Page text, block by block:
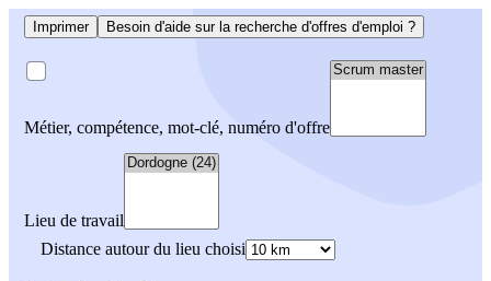
Imprimer Besoin d'aide sur la recherche d'offres d'emploi ?
Métier, compétence, mot-clé, numéro d'offre
Lieu de travail
Distance autour du lieu choisi